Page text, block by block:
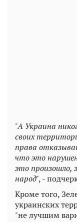
"А Украина
своих
права
что это
это произошло,
народ", -
Кроме того,
украинских
"не лучшим